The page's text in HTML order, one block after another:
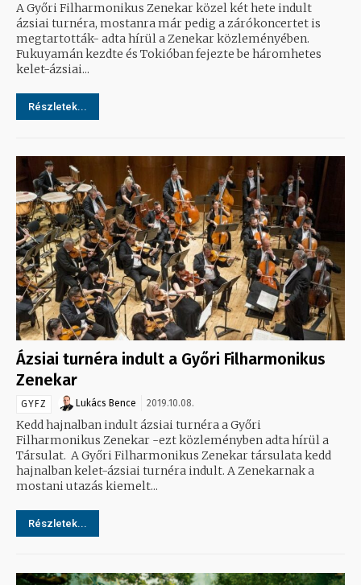
A Győri Filharmonikus Zenekar közel két hete indult
ázsiai turnéra, mostanra már pedig a zárókoncertet is
megtartották- adta hírül a Zenekar közleményében.
Fukuyamán kezdte és Tokióban fejezte be háromhetes
kelet-ázsiai...
Részletek...
Ázsiai turnéra indult a Győri Filharmonikus
Zenekar
GYFZ Lukács Bence 2019.10.08.
Kedd hajnalban indult ázsiai turnéra a Győri
Filharmonikus Zenekar -ezt közleményben adta hírül a
Társulat. A Győri Filharmonikus Zenekar társulata kedd
hajnalban kelet-ázsiai turnéra indult. A Zenekarnak a
mostani utazás kiemelt...
Részletek...